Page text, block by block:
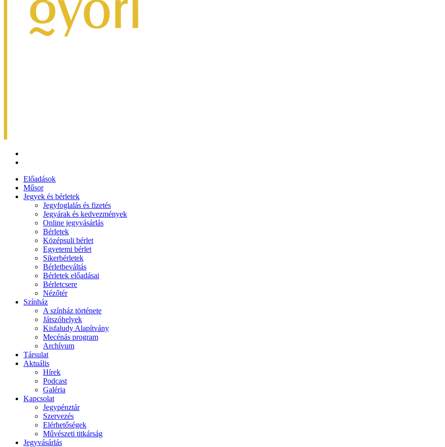
Előadások
Műsor
Jegyek és bérletek
Jegyfoglalás és fizetés
Jegyárak és kedvezmények
Online jegyvásárlás
Bérletek
Középsuli bérlet
Egyetemi bérlet
Sikerbérletek
Bérletbeváltás
Bérletek előadásai
Bérletcsere
Nézőtér
Színház
A színház története
Játszóhelyek
Kisfaludy Alapítvány
Mecénás program
Archívum
Társulat
Aktuális
Hírek
Podcast
Galéria
Kapcsolat
Jegypénztár
Szervezés
Elérhetőségek
Művészeti titkárság
Jegyvásárlás